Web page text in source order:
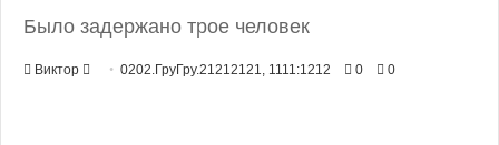
Было задержано трое человек
Виктор
Send0202.ГруГру.21212121, 1111:1212 0 0